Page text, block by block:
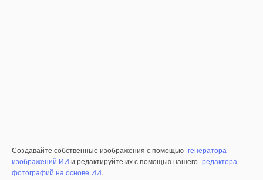
Создавайте собственные изображения с помощью генератора
изображений ИИ и редактируйте их с помощью нашего редактора
фотографий на основе ИИ.